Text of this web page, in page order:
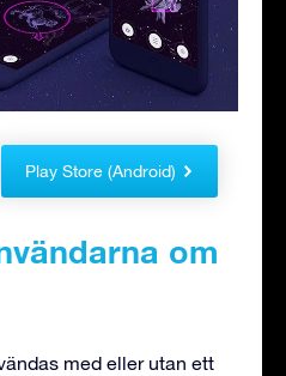
Play Store (Android)
om
med eller utan ett